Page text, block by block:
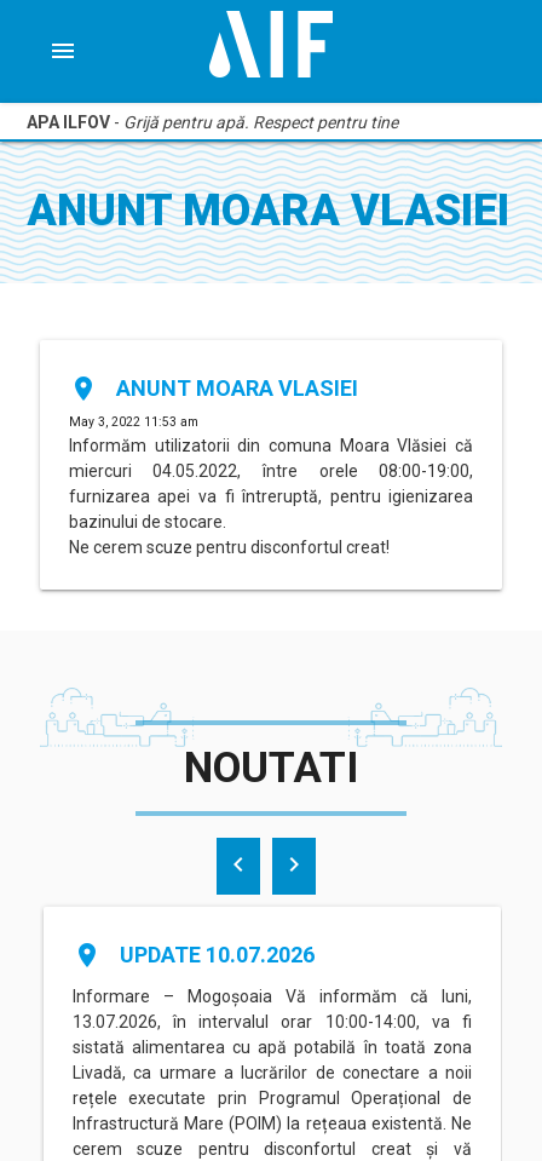
menu
APA ILFOV - Grijă pentru apă. Respect pentru tine
ANUNT MOARA VLASIEI
place ANUNT MOARA VLASIEI
May 3, 2022 11:53 am
Informăm utilizatorii din comuna Moara Vlăsiei că
miercuri 04.05.2022, între orele 08:00-19:00,
furnizarea apei va fi întreruptă, pentru igienizarea
bazinului de stocare.
Ne cerem scuze pentru disconfortul creat!
NOUTATI
place UPDATE 10.07.2026
Informare – Mogoșoaia Vă informăm că luni,
13.07.2026, în intervalul orar 10:00-14:00, va fi
sistată alimentarea cu apă potabilă în toată zona
Livadă, ca urmare a lucrărilor de conectare a noii
rețele executate prin Programul Operațional de
Infrastructură Mare (POIM) la rețeaua existentă. Ne
cerem scuze pentru disconfortul creat și vă
chevron_left chevron_right